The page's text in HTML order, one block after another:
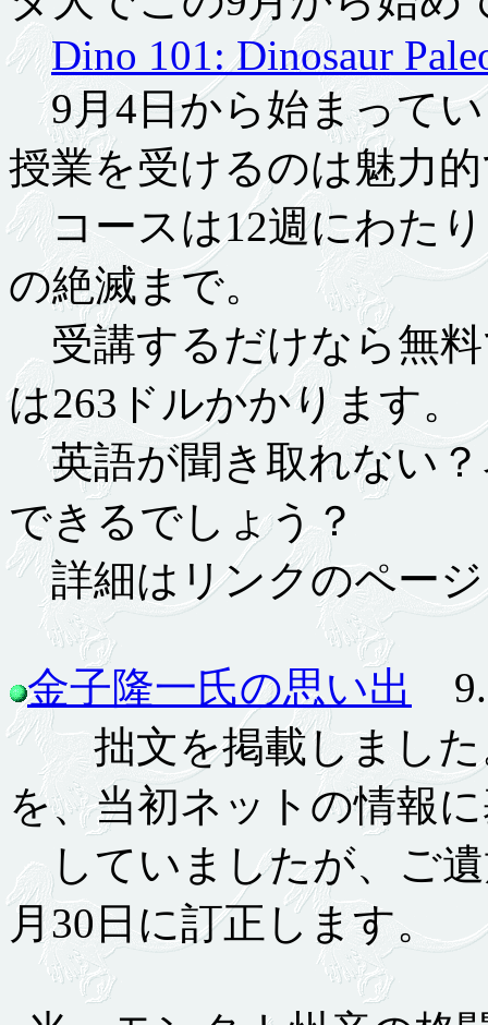
Dino 101: Dinosaur
9月4日から始まって
授業を受けるのは魅力
コースは12週にわたり
の絶滅まで。
受講するだけなら無
は263ドルかかります。
英語が聞き取れない
できるでしょう？
詳細はリンクのページ
金子隆一氏の思い出
拙文を掲載しました
を、当初ネットの情報
していましたが、ご遺
月30日に訂正します。